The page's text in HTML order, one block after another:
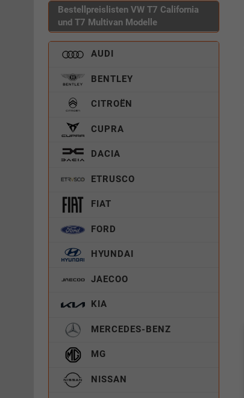
Bestellpreislisten VW T7 California
und T7 Multivan Modelle
AUDI
BENTLEY
CITROËN
CUPRA
DACIA
ETRUSCO
FIAT
FORD
HYUNDAI
JAECOO
KIA
MERCEDES-BENZ
MG
NISSAN